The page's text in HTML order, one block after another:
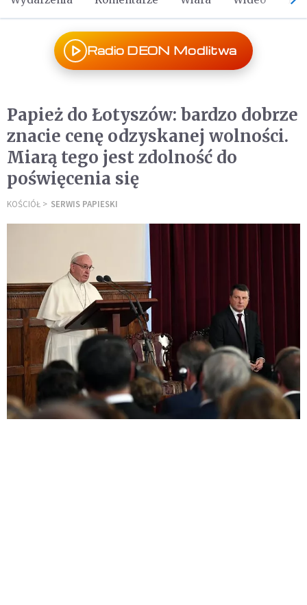
Radio DEON Modlitwa
Papież do Łotyszów: bardzo dobrze
znacie cenę odzyskanej wolności.
Miarą tego jest zdolność do
poświęcenia się
KOŚCIÓŁ SERWIS PAPIESKI